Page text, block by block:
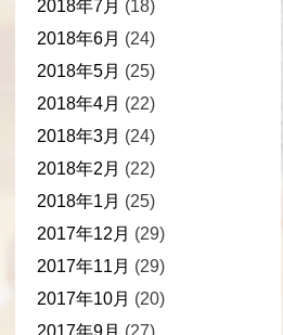
2018年7月 (18)
2018年6月 (24)
2018年5月 (25)
2018年4月 (22)
2018年3月 (24)
2018年2月 (22)
2018年1月 (25)
2017年12月 (29)
2017年11月 (29)
2017年10月 (20)
2017年9月 (27)